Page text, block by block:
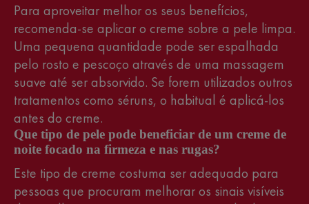
Para aproveitar melhor os seus benefícios,
recomenda-se aplicar o creme sobre a pele limpa.
Uma pequena quantidade pode ser espalhada
pelo rosto e pescoço através de uma massagem
suave até ser absorvido. Se forem utilizados outros
tratamentos como séruns, o habitual é aplicá-los
antes do creme.
Que tipo de pele pode beneficiar de um creme de
noite focado na firmeza e nas rugas?
Este tipo de creme costuma ser adequado para
pessoas que procuram melhorar os sinais visíveis